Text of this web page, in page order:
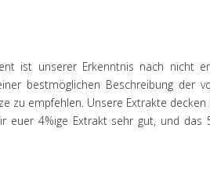
ist unserer Erkenntnis nach nicht
bestmöglichen Beschreibung der
zu empfehlen. Unsere Extrakte
euer 4%ige Extrakt sehr gut, und